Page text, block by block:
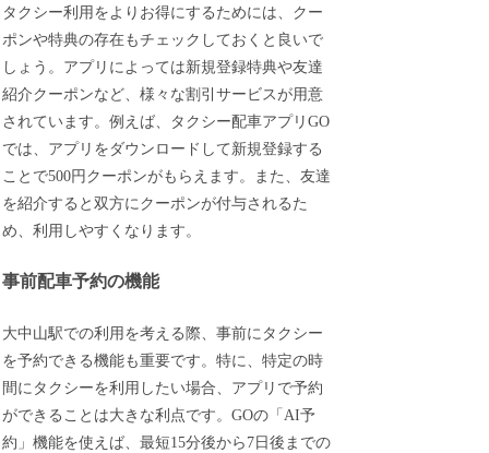
タクシー利用をよりお得にするためには、クー
ポンや特典の存在もチェックしておくと良いで
しょう。アプリによっては新規登録特典や友達
紹介クーポンなど、様々な割引サービスが用意
されています。例えば、タクシー配車アプリGO
では、アプリをダウンロードして新規登録する
ことで500円クーポンがもらえます。また、友達
を紹介すると双方にクーポンが付与されるた
め、利用しやすくなります。
事前配車予約の機能
大中山駅での利用を考える際、事前にタクシー
を予約できる機能も重要です。特に、特定の時
間にタクシーを利用したい場合、アプリで予約
ができることは大きな利点です。GOの「AI予
約」機能を使えば、最短15分後から7日後までの